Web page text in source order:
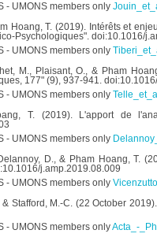
Hoang, T. (2019). Intérêts et
Psychologiques". doi:10.1016/
M., Plaisant, O., & Pham
177" (9), 937-941.
T. (2019). L'apport de
D., & Pham Hoang, T.
j.amp.2019.08.009
& Stafford, M.-C. (22 October
Acta_-